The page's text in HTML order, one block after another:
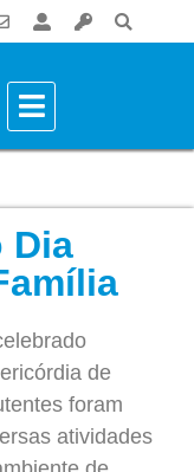
Dia
de
foram
atividades